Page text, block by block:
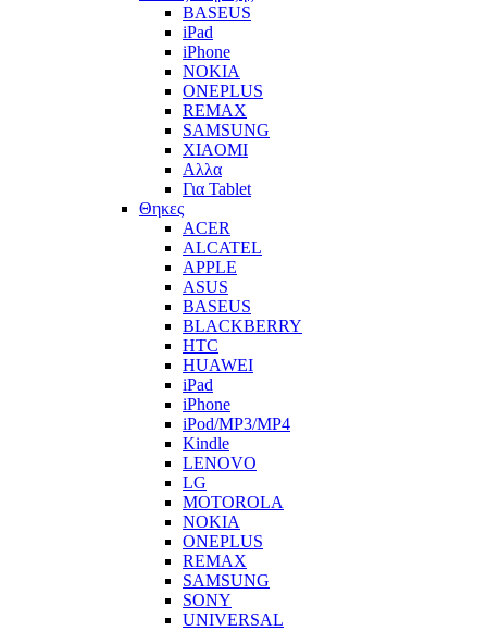
BASEUS
iPad
iPhone
NOKIA
ONEPLUS
REMAX
SAMSUNG
XIAOMI
Αλλα
Για Tablet
Θηκες
ACER
ALCATEL
APPLE
ASUS
BASEUS
BLACKBERRY
HTC
HUAWEI
iPad
iPhone
iPod/MP3/MP4
Kindle
LENOVO
LG
MOTOROLA
NOKIA
ONEPLUS
REMAX
SAMSUNG
SONY
UNIVERSAL